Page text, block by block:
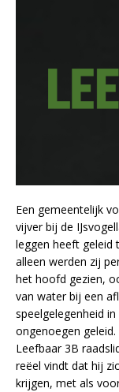
Een gemeentelijk
vijver bij de
leggen heeft geleid
alleen werden zij
het hoofd gezien,
van water bij een
speelgelegenheid
ongenoegen
Leefbaar 3B
reëel vindt dat hij
krijgen, met als